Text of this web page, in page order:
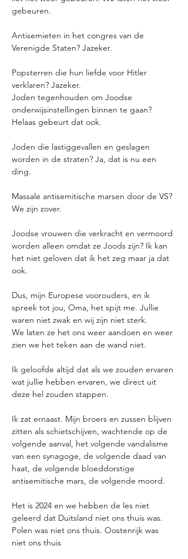
gebeuren.
Antisemieten in het congres van de
Verenigde Staten? Jazeker.
Popsterren die hun liefde voor Hitler
verklaren? Jazeker.
Joden tegenhouden om Joodse
onderwijsinstellingen binnen te gaan?
Helaas gebeurt dat ook.
Joden die lastiggevallen en geslagen
worden in de straten? Ja, dat is nu een
ding.
Massale antisemitische marsen door de VS?
We zijn zover.
Joodse vrouwen die verkracht en vermoord
worden alleen omdat ze Joods zijn? Ik kan
het niet geloven dat ik het zeg maar ja dat
ook.
Dus, mijn Europese voorouders, en ik
spreek tot jou, Oma, het spijt me. Jullie
waren niet zwak en wij zijn niet sterk.
We laten ze het ons weer aandoen en weer
zien we het teken aan de wand niet.
Ik geloofde altijd dat als we zouden ervaren
wat jullie hebben ervaren, we direct uit
deze hel zouden stappen.
Ik zat ernaast. Mijn broers en zussen blijven
zitten als schietschijven, wachtende op de
volgende aanval, het volgende vandalisme
van een synagoge, de volgende daad van
haat, de volgende bloeddorstige
antisemitische mars, de volgende moord.
Het is 2024 en we hebben de les niet
geleerd dat Duitsland niet ons thuis was.
Polen was niet ons thuis. Oostenrijk was
niet ons thuis